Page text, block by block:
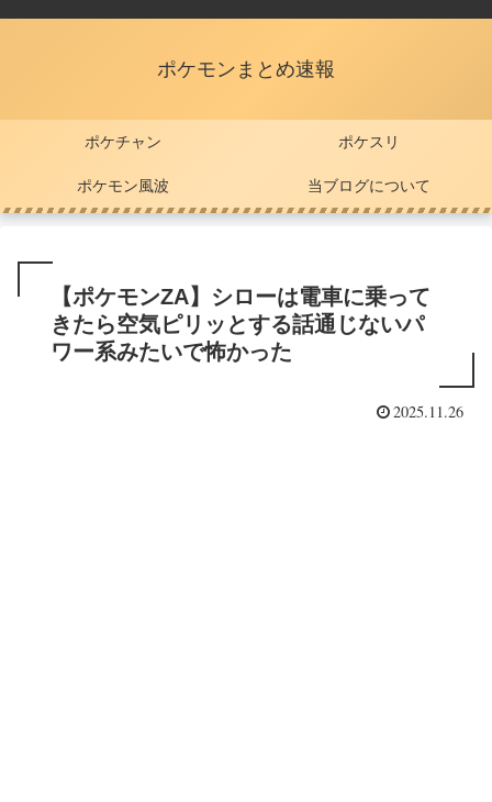
ポケモンまとめ速報
ポケチャン ポケスリ
ポケモン風波 当ブログについて
【ポケモンZA】シローは電車に乗って
きたら空気ピリッとする話通じないパ
ワー系みたいで怖かった
2025.11.26